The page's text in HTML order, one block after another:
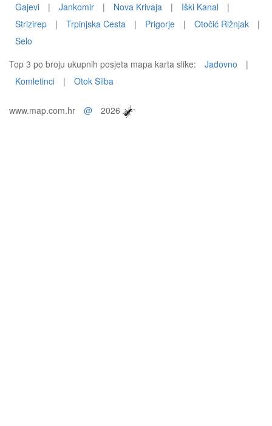
Gajevi
| Jankomir | Nova Krivaja | Iški Kanal
|
Strizirep
| Trpinjska Cesta | Prigorje | Otočić Rižnjak
|
Selo
Top 3 po broju ukupnih posjeta mapa karta slike:
Jadovno
|
Komletinci
| Otok Silba
www.map.com.hr @ 2026